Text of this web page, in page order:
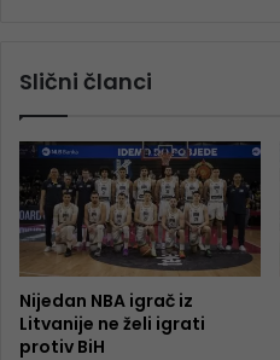
Slični članci
Nijedan NBA igrač iz
Litvanije ne želi igrati
protiv BiH